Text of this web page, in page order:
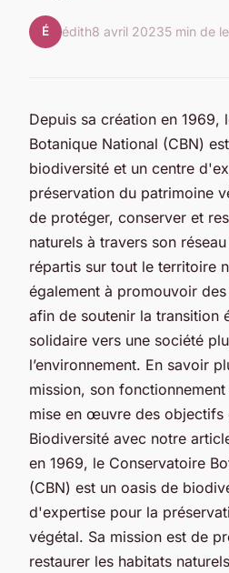
É édith8 avril 20235 min de
Depuis sa création en 1969,
Botanique National (CBN)
biodiversité et un centre
préservation du patrimoine
de protéger, conserver et
naturels à travers son
répartis sur tout le territoire
également à promouvoir
afin de soutenir la transition
solidaire vers une société
l’environnement. En savoir
mission, son
mise en œuvre des objectifs
Biodiversité avec notre
en 1969, le Conservatoire
(CBN) est un oasis de
d'expertise pour la
végétal. Sa mission est de
restaurer les habitats